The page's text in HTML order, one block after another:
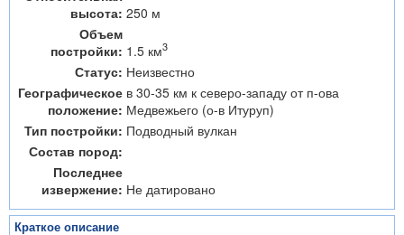
высота: 250 м
Объем
постройки: 1.5 км3
Статус: Неизвестно
Географическое
положение:
в 30-35 км к северо-западу от п-ова
Медвежьего (о-в Итуруп)
Тип постройки: Подводный вулкан
Состав пород:
Последнее
извержение: Не датировано
Краткое описание